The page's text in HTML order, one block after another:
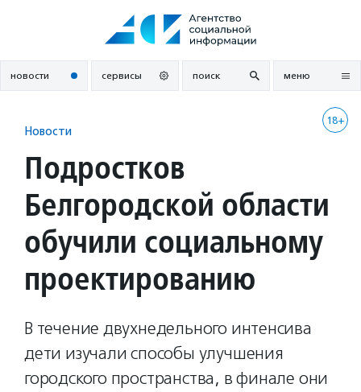
новости сервисы поиск меню
18+
Новости
Подростков
Белгородской области
обучили социальному
проектированию
В течение двухнедельного интенсива
дети изучали способы улучшения
городского пространства, в финале они